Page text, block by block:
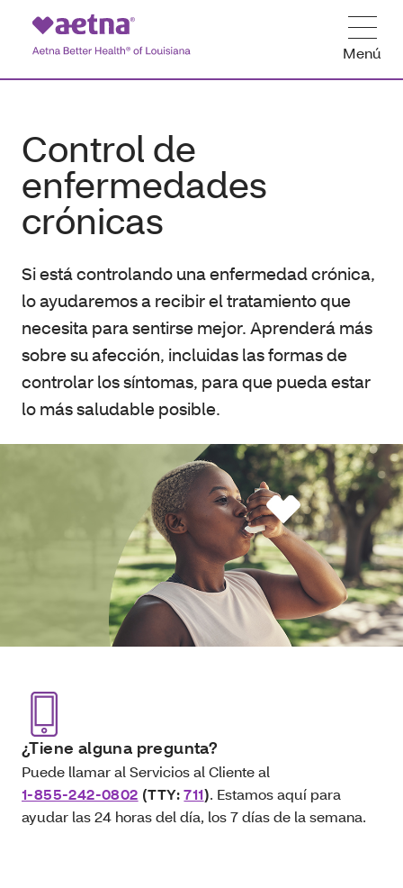
Menú
Control de
enfermedades
crónicas
Si está controlando una enfermedad crónica,
lo ayudaremos a recibir el tratamiento que
necesita para sentirse mejor. Aprenderá más
sobre su afección, incluidas las formas de
controlar los síntomas, para que pueda estar
lo más saludable posible.
¿Tiene alguna pregunta?
Puede llamar al Servicios al Cliente al
1-855-242-0802 (TTY:711). Estamos aquí para
ayudar las 24 horas del día, los 7 días de la semana.